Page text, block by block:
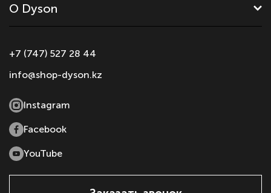
О Dyson
+7 (747) 527 28 44
info@shop-dyson.kz
Instagram
Facebook
YouTube